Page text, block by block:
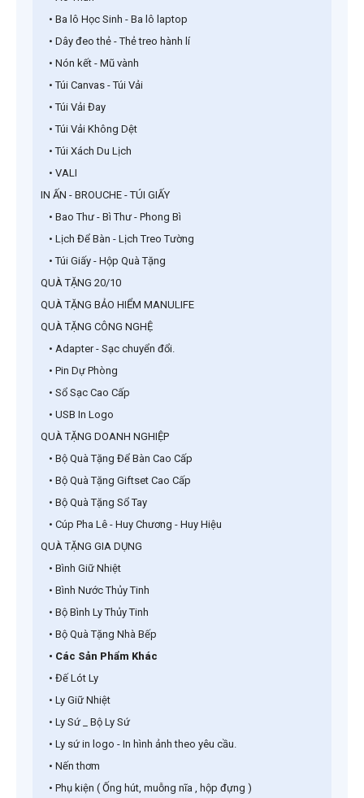
• Ba lô Học Sinh - Ba lô laptop
• Dây đeo thẻ - Thẻ treo hành lí
• Nón kết - Mũ vành
• Túi Canvas - Túi Vải
• Túi Vải Đay
• Túi Vải Không Dệt
• Túi Xách Du Lịch
• VALI
IN ẤN - BROUCHE - TÚI GIẤY
• Bao Thư - Bì Thư - Phong Bì
• Lịch Để Bàn - Lịch Treo Tường
• Túi Giấy - Hộp Quà Tặng
QUÀ TẶNG 20/10
QUÀ TẶNG BẢO HIỂM MANULIFE
QUÀ TẶNG CÔNG NGHỆ
• Adapter - Sạc chuyển đổi.
• Pin Dự Phòng
• Sổ Sạc Cao Cấp
• USB In Logo
QUÀ TẶNG DOANH NGHIỆP
• Bộ Quà Tặng Để Bàn Cao Cấp
• Bộ Quà Tặng Giftset Cao Cấp
• Bộ Quà Tặng Sổ Tay
• Cúp Pha Lê - Huy Chương - Huy Hiệu
QUÀ TẶNG GIA DỤNG
• Bình Giữ Nhiệt
• Bình Nước Thủy Tinh
• Bộ Bình Ly Thủy Tinh
• Bộ Quà Tặng Nhà Bếp
• Các Sản Phẩm Khác
• Đế Lót Ly
• Ly Giữ Nhiệt
• Ly Sứ _ Bộ Ly Sứ
• Ly sứ in logo - In hình ảnh theo yêu cầu.
• Nến thơm
• Phụ kiện ( Ống hút, muỗng nĩa , hộp đựng )